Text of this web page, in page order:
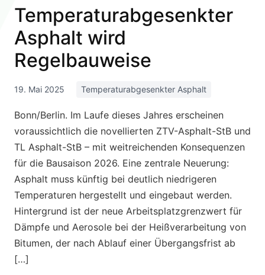
Temperaturabgesenkter
Asphalt wird
Regelbauweise
19. Mai 2025 Temperaturabgesenkter Asphalt
Bonn/Berlin. Im Laufe dieses Jahres erscheinen
voraussichtlich die novellierten ZTV-Asphalt-StB und
TL Asphalt-StB – mit weitreichenden Konsequenzen
für die Bausaison 2026. Eine zentrale Neuerung:
Asphalt muss künftig bei deutlich niedrigeren
Temperaturen hergestellt und eingebaut werden.
Hintergrund ist der neue Arbeitsplatzgrenzwert für
Dämpfe und Aerosole bei der Heißverarbeitung von
Bitumen, der nach Ablauf einer Übergangsfrist ab
[…]